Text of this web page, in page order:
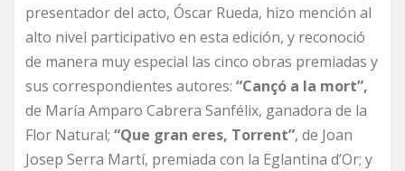
presentador del acto, Óscar Rueda, hizo mención al
alto nivel participativo en esta edición, y reconoció
de manera muy especial las cinco obras premiadas y
sus correspondientes autores: “Cançó a la mort”,
de María Amparo Cabrera Sanfélix, ganadora de la
Flor Natural; “Que gran eres, Torrent”, de Joan
Josep Serra Martí, premiada con la Eglantina d’Or; y